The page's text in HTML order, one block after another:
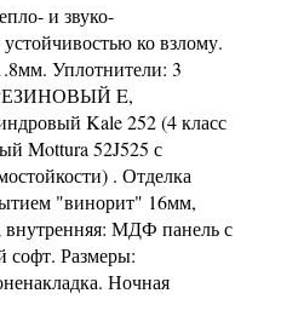
и звуко-
ко взлому.
Уплотнители: 3
РЕЗИНОВЫЙ E,
Kale 252 (4 класс
Mottura 52J525 с
. Отделка
"винорит" 16мм,
МДФ панель с
софт. Размеры:
Ночная